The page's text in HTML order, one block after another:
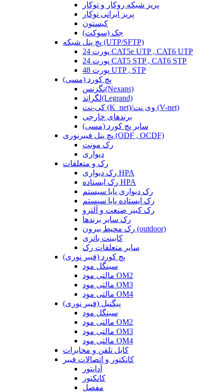
پریز شبکه روکار و توکار
پریز ایرانی توکار
کیستون
جک (سوکت)
پچ پنل شبکه (UTP/SFTP)
24 پورت CAT5e UTP , CAT6 UTP
24 پورت CAT5 STP , CAT6 STP
48 پورت UTP , STP
پچ کورد (مسی)
نگزنس(Nexans)
لگراند(Legrand)
کی-نت (K_net)/وی نت (V-net)
برندهای خارجی
سایر پچ کورد (مسی)
پچ پنل فیبرنوری (ODF , OCDF)
رک مونت
دیواری
رک و متعلقات
رک دیواری HPA
رک ایستاده HPA
رک دیواری پایا سیستم
رک ایستاده پایا سیستم
رک کبیر صنعت و آلترو
رک سایر برندها
رک محیط بیرون (outdoor)
کابینت باتری
سایر متعلقات رک
پچ کورد (فیبر نوری)
سینگل مود
مالتی مود OM2
مالتی مود OM3
مالتی مود OM4
پیگتیل (فیبر نوری)
سینگل مود
مالتی مود OM2
مالتی مود OM3
مالتی مود OM4
کابل تلفن و مخابرات
کانکتور و اتصالات فیبر
آداپتور
کانکتور
مفصل